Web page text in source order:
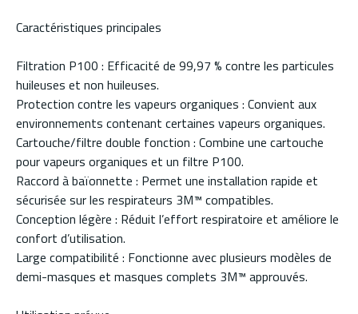
Caractéristiques principales
Filtration P100 : Efficacité de 99,97 % contre les particules
huileuses et non huileuses.
Protection contre les vapeurs organiques : Convient aux
environnements contenant certaines vapeurs organiques.
Cartouche/filtre double fonction : Combine une cartouche
pour vapeurs organiques et un filtre P100.
Raccord à baïonnette : Permet une installation rapide et
sécurisée sur les respirateurs 3M™ compatibles.
Conception légère : Réduit l’effort respiratoire et améliore le
confort d’utilisation.
Large compatibilité : Fonctionne avec plusieurs modèles de
demi-masques et masques complets 3M™ approuvés.